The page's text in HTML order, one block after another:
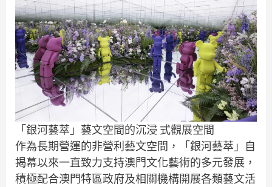
「銀河藝萃」藝文空間的沉浸 式觀展空間
作為長期營運的非營利藝文空間，「銀河藝萃」自
揭幕以來一直致力支持澳門文化藝術的多元發展，
積極配合澳門特區政府及相關機構開展各類藝文活